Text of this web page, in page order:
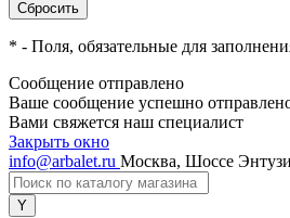
* - Поля, обязательные для
Сообщение отправлено
Ваше сообщение успешно
Вами свяжется наш специалист
Закрыть окно
info@arbalet.ru Москва, Шоссе